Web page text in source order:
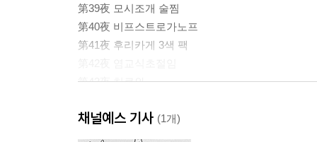
第39夜 모시조개 술찜
第40夜 비프스트로가노프
第41夜 후리카게 3색 팩
第43夜 치쿠와
채널예스 기사 (1개)